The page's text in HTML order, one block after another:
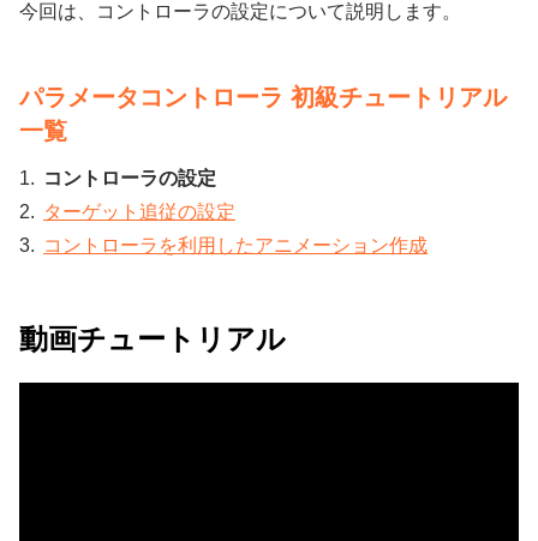
今回は、コントローラの設定について説明します。
パラメータコントローラ 初級チュートリアル
一覧
コントローラの設定
ターゲット追従の設定
コントローラを利用したアニメーション作成
動画チュートリアル